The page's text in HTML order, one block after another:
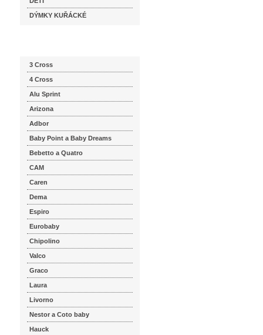
DÝMKY KUŘÁCKÉ
3 Cross
4 Cross
Alu Sprint
Arizona
Adbor
Baby Point a Baby Dreams
Bebetto a Quatro
CAM
Caren
Dema
Espiro
Eurobaby
Chipolino
Valco
Graco
Laura
Livorno
Nestor a Coto baby
Hauck